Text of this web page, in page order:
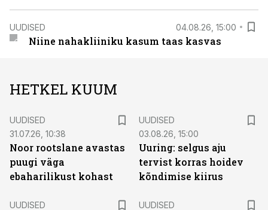
UUDISED 04.08.26, 15:00
Niine nahakliiniku kasum taas kasvas
HETKEL KUUM
UUDISED
31.07.26, 10:38
Noor rootslane avastas
puugi väga
ebaharilikust kohast
UUDISED
03.08.26, 15:00
Uuring: selgus aju
tervist korras hoidev
kõndimise kiirus
UUDISED
UUDISED